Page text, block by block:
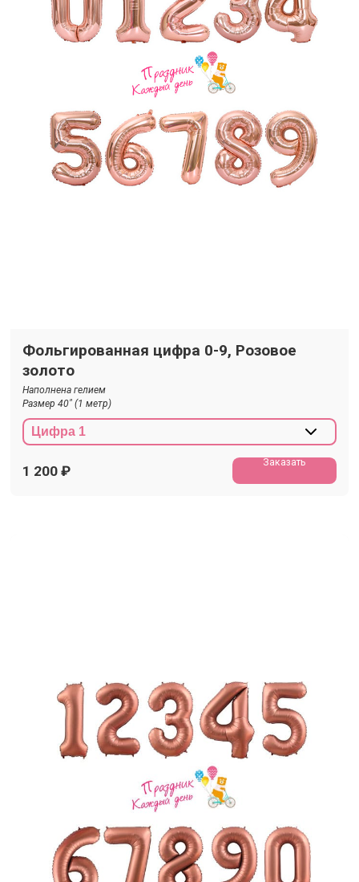
Фольгированная цифра 0-9, Розовое
золото
Наполнена гелием
Размер 40" (1 метр)
1 200 ₽
Заказать